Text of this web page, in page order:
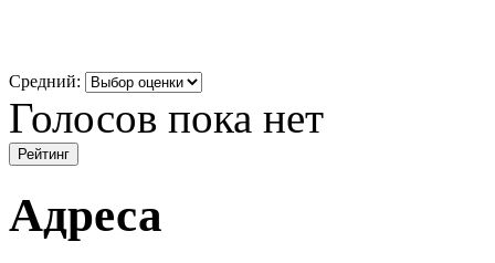
Средний:
Голосов пока нет
Адреса